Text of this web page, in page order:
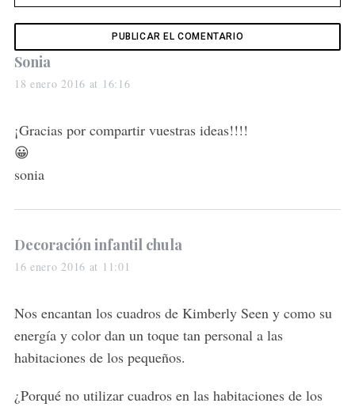
s
a
s
:
Sonia
18 enero 2016 at 16:16
¡Gracias por compartir vuestras ideas!!!!
😀
sonia
s
a
s
:
Decoración infantil chula
16 enero 2016 at 11:01
Nos encantan los cuadros de Kimberly Seen y como su
energía y color dan un toque tan personal a las
habitaciones de los pequeños.
¿Porqué no utilizar cuadros en las habitaciones de los